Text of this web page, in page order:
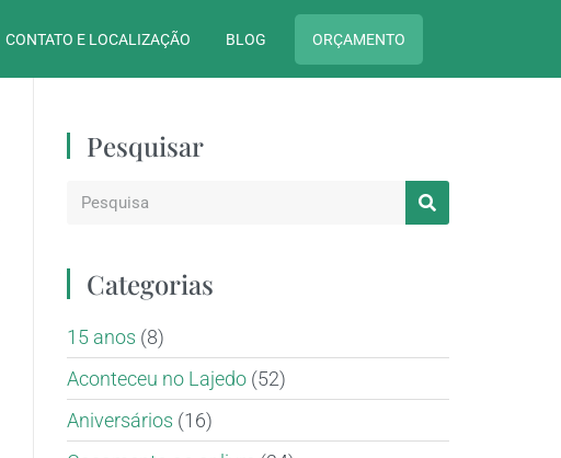
CONTATO E LOCALIZAÇÃO BLOG ORÇAMENTO
Pesquisar
Categorias
15 anos (8)
Aconteceu no Lajedo(52)
Aniversários (16)